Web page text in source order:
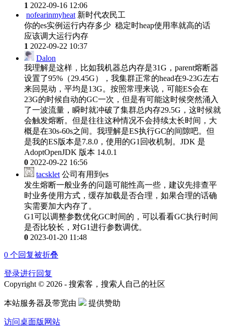
1 2022-09-16 12:06
nofearinmyheat 新时代农民工
你的es实例运行内存多少 稳定时heap使用率就高的话
应该调大运行内存
1 2022-09-22 10:37
Dalon
我理解是这样，比如我机器总内存是31G，parent熔断器
设置了95%（29.45G），我集群正常的head在9-23G左右
来回晃动，平均是13G。按照常理来说，可能ES会在
23G的时候自动的GC一次，但是有可能这时候突然涌入
了一波流量，瞬时就冲破了集群总内存29.5G，这时候就
会触发熔断。但是往往这种情况不会持续太长时间，大
概是在30s-60s之间。我理解是ES执行GC的间隙吧。但
是我的ES版本是7.8.0，使用的G1回收机制。JDK 是
AdoptOpenJDK 版本 14.0.1
0 2022-09-22 16:56
tacsklet 公司有用到es
发生熔断一般业务的问题可能性高一些，建议先排查平
时业务使用方式，缓存加载是否合理，如果合理的话确
实需要加大内存了。
G1可以调整参数优化GC时间的，可以看看GC执行时间
是否比较长，对G1进行参数调优。
0 2023-01-20 11:48
0 个回复被折叠
登录进行回复
Copyright © 2026 - 搜索客，搜索人自己的社区
本站服务器及带宽由 提供赞助
访问桌面版网站